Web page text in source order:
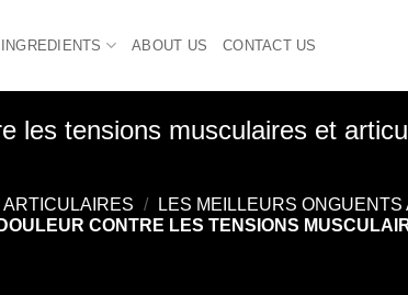
INGREDIENTS ABOUT US CONTACT US
les tensions musculaires et
/
LES MEILLEURS
CONTRE LES TENSIONS